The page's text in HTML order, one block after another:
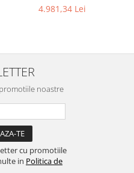
4.981,34 Lei
noastre
cu promotiile
in Politica de